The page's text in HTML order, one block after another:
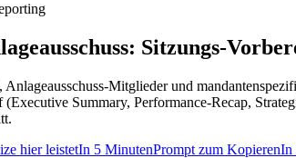
Sitzungs-
Mitglieder und
Summary, Performance-Recap,
hier leistetIn 5 MinutenPrompt zum KopierenIn